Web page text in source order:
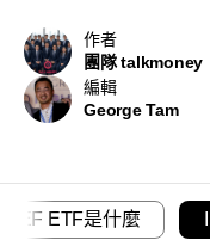
虛擬貨幣
關於
作者
團隊 talkmoney
編輯
George Tam
IEF ETF是什麼